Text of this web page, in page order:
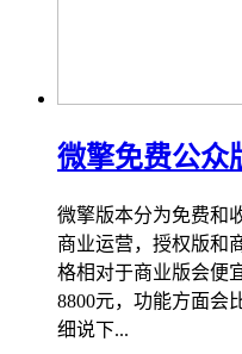
微擎免费公众
微擎版本分为免费和
商业运营，授权版和
格相对于商业版会便
8800元，功能方面会
细说下...